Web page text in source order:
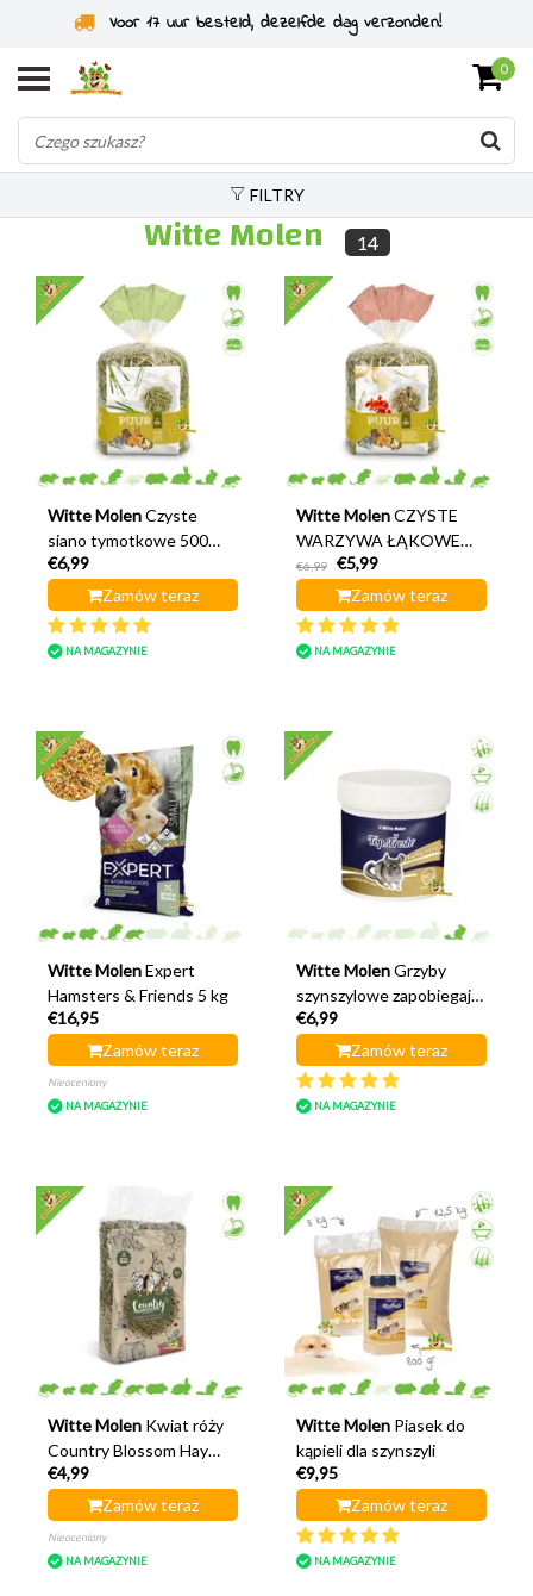
Specjaliści od gryzoni od 2011 roku
0
FILTRY
Witte Molen 14
Witte Molen Czyste
siano tymotkowe 500
gramów
€6,99
Zamów teraz
NA MAGAZYNIE
Witte Molen CZYSTE
WARZYWA ŁĄKOWE
500 gramów
€6,99
€5,99
Zamów teraz
NA MAGAZYNIE
Witte Molen Expert
Hamsters & Friends 5 kg
€16,95
Zamów teraz
Nieoceniony
NA MAGAZYNIE
Witte Molen Grzyby
szynszylowe zapobiegają
grzybicy
€6,99
Zamów teraz
NA MAGAZYNIE
Witte Molen Kwiat róży
Country Blossom Hay
500 gramów
€4,99
Zamów teraz
Nieoceniony
NA MAGAZYNIE
Witte Molen Piasek do
kąpieli dla szynszyli
€9,95
Zamów teraz
NA MAGAZYNIE